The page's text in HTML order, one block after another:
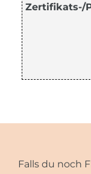
Zertifikats-/
Falls du noch